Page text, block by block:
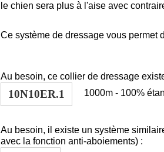
le chien sera plus à l'aise avec
Ce système de dressage vous permet
Au besoin, ce collier de dressage
10N10ER.1 1000m - 100%
Au besoin, il existe un système
avec la fonction anti-aboiements) :